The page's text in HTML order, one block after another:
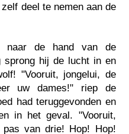
deel te nemen aan de
naar de hand van de
sprong hij de lucht in en
"Vooruit, jongelui, de
uw dames!" riep de
had teruggevonden en
in het geval. "Vooruit,
van drie! Hop! Hop!